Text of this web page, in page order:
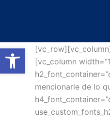
Abrir barra de herramientas
[vc_column
mencionarle de lo